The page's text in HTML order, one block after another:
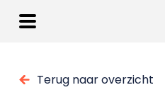
Terug naar overzicht